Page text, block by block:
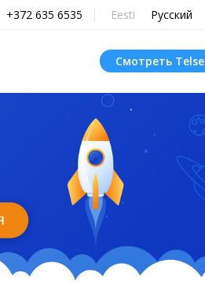
+372 635 6535 Eesti Русский
Смотреть